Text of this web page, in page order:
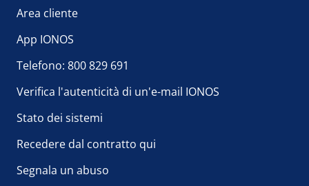
Area cliente
App IONOS
Telefono: 800 829 691
Verifica l'autenticità di un'e-mail IONOS
Stato dei sistemi
Recedere dal contratto qui
Segnala un abuso